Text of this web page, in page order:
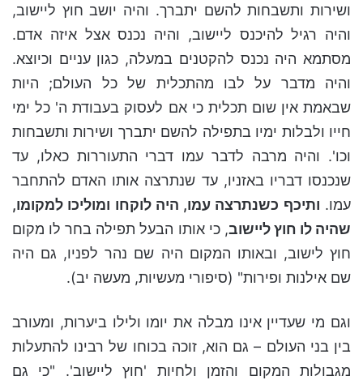
ושירות ותשבחות להשם יתברך. והיה יושב חוץ ליישוב,
והיה רגיל להיכנס ליישוב, והיה נכנס אצל איזה אדם.
מסתמא היה נכנס להקטנים במעלה, כגון עניים וכיוצא.
והיה מדבר על לבו מהתכלית של כל העולם; היות
שבאמת אין שום תכלית כי אם לעסוק בעבודת ה' כל ימי
חייו ולבלות ימיו בתפילה להשם יתברך ושירות ותשבחות
וכו'. והיה מרבה לדבר עמו דברי התעוררות כאלו, עד
שנכנסו דבריו באזניו, עד שנתרצה אותו האדם להתחבר
עמו. ותיכף כשנתרצה עמו, היה לוקחו ומוליכו למקומו,
שהיה לו חוץ ליישוב, כי אותו הבעל תפילה בחר לו מקום
חוץ לישוב, ובאותו המקום היה שם נהר לפניו, גם היה
שם אילנות ופירות" (סיפורי מעשיות, מעשה יב).
וגם מי שעדיין אינו מבלה את יומו ולילו ביערות, ומעורב
בין בני העולם – גם הוא, זוכה בכוחו של רבינו להתעלות
מגבולות המקום והזמן ולחיות 'חוץ ליישוב'. "כי גם